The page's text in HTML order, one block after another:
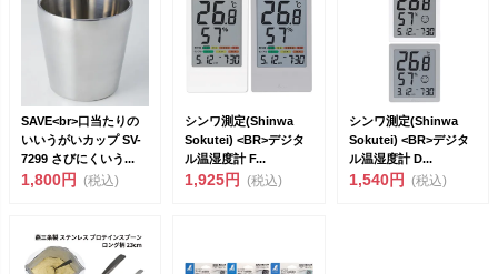
SAVE<br>口当たりの
いいうがいカップ SV-
7299 さびにくいう...
1,800円 (税込)
シンワ測定(Shinwa
Sokutei) <BR>デジタ
ル温湿度計 F...
1,925円 (税込)
シンワ測定(Shinwa
Sokutei) <BR>デジタ
ル温湿度計 D...
1,540円 (税込)